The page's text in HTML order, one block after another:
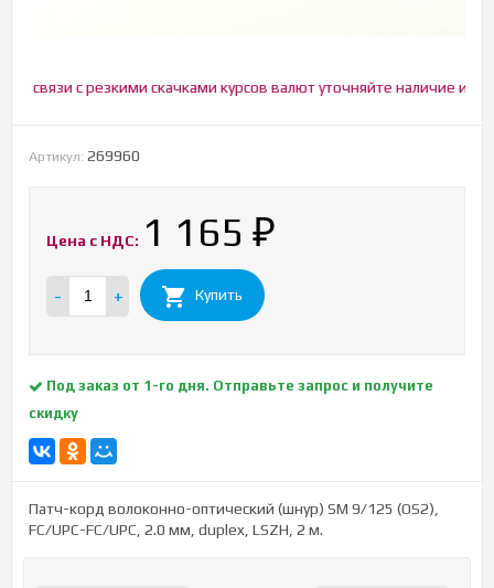
с резкими скачками курсов валют уточняйте наличие и цену!
Артикул: 269960
Цена с НДС: 1 165 ₽
- + Купить
Под заказ от 1-го дня. Отправьте запрос и получите
скидку
Патч-корд волоконно-оптический (шнур) SM 9/­125 (OS2),
FC/­UPC-FC/­UPC, 2.0 мм, duplex, LSZH, 2 м.